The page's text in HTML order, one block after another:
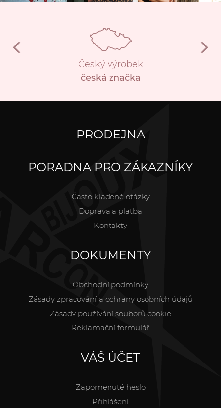
Český výrobek
česká značka
PRODEJNA
PORADNA PRO ZÁKAZNÍKY
Často kladené otázky
Doprava a platba
Kontakty
DOKUMENTY
Obchodní podmínky
Zásady zpracování a ochrany osobních údajů
Zásady používání souborů cookie
Reklamační formulář
VÁŠ ÚČET
Zapomenuté heslo
Přihlášení